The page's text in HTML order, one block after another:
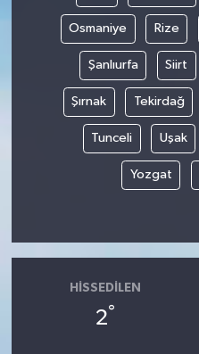
Osmaniye Rize
Şanlıurfa Siirt
Şırnak Tekirdağ
Tunceli Uşak
Yozgat
HISSEDILEN
2°